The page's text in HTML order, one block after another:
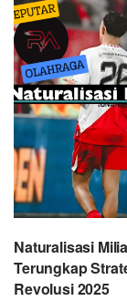
Naturalisasi
Terungkap
Revolusi 2025